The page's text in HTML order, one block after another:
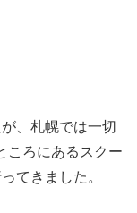
、札幌では一切
ころにあるスクー
てきました。